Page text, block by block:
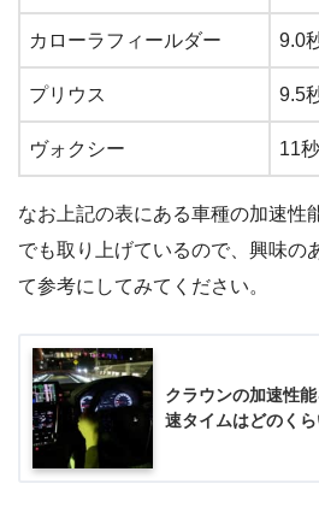
カローラフィールダー 9.0
プリウス 9.5
ヴォクシー 11秒
なお上記の表にある車種の加速性
でも取り上げているので、興味の
て参考にしてみてください。
クラウンの加速性
速タイムはどのくら